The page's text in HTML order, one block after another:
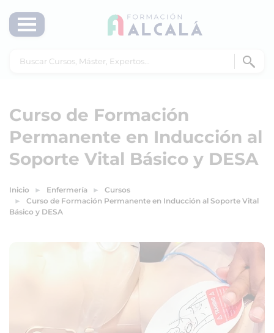
Curso de Formación
Permanente en Inducción al
Soporte Vital Básico y DESA
Inicio Enfermería
Cursos
Curso de Formación Permanente en Inducción al Soporte Vital
Básico y DESA